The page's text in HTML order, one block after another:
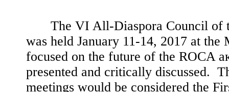
The VI All-Diaspora Council of
was held January 11-14, 2017 at
focused on the future of the ROCA
presented and critically discussed.
meetings would be considered the